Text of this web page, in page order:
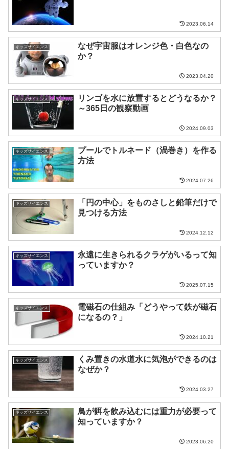
2023.06.14
キッズサイエンス
なぜ宇宙服はオレンジ色・白色なの
か？
2023.04.20
キッズサイエンス
リンゴを水に放置するとどうなるか？
～365日の観察動画
2024.09.03
キッズサイエンス
プールでトルネード（渦巻き）を作る
方法
2024.07.26
キッズサイエンス
「円の中心」をものさしと鉛筆だけで
見つける方法
2024.12.12
キッズサイエンス
永遠に生きられるクラゲがいるって知
っていますか？
2025.07.15
キッズサイエンス
電磁石の仕組み「どうやって鉄が磁石
になるの？」
2024.10.21
キッズサイエンス
くみ置きの水道水に気泡ができるのは
なぜか？
2024.03.27
キッズサイエンス
鳥が餌を飲み込むには重力が必要って
知っていますか？
2023.06.20